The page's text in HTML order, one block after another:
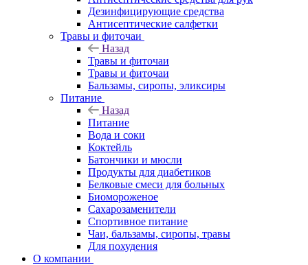
Дезинфицирующие средства
Антисептические салфетки
Травы и фиточаи
Назад
Травы и фиточаи
Травы и фиточаи
Бальзамы, сиропы, эликсиры
Питание
Назад
Питание
Вода и соки
Коктейль
Батончики и мюсли
Продукты для диабетиков
Белковые смеси для больных
Биомороженое
Сахарозаменители
Спортивное питание
Чаи, бальзамы, сиропы, травы
Для похудения
О компании